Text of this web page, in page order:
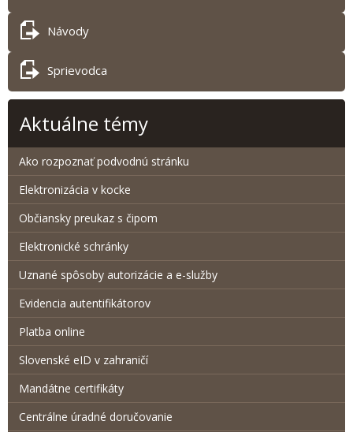
Návody
Sprievodca
Aktuálne témy
Ako rozpoznať podvodnú stránku
Elektronizácia v kocke
Občiansky preukaz s čipom
Elektronické schránky
Uznané spôsoby autorizácie a e-služby
Evidencia autentifikátorov
Platba online
Slovenské eID v zahraničí
Mandátne certifikáty
Centrálne úradné doručovanie